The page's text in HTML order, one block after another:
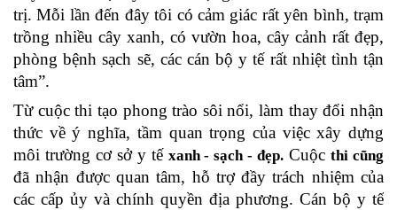
trị. Mỗi lần đến đây tôi có cảm giác rất yên bình, trạm
trồng nhiều cây xanh, có vườn hoa, cây cảnh rất đẹp,
phòng bệnh sạch sẽ, các cán bộ y tế rất nhiệt tình tận
tâm”.
Từ cuộc thi tạo phong trào sôi nổi, làm thay đổi nhận
thức về ý nghĩa, tầm quan trọng của việc xây dựng
môi trường cơ sở y tế xanh - sạch - đẹp. Cuộcthi cũng
đã nhận được quan tâm, hỗ trợ đầy trách nhiệm của
các cấp ủy và chính quyền địa phương. Cán bộ y tế